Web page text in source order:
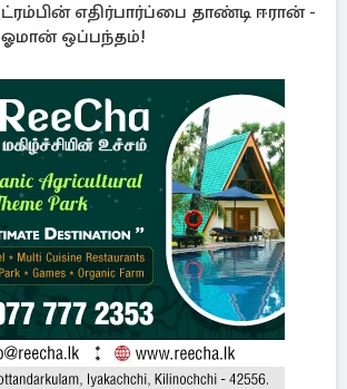
ட்ரம்பின் எதிர்பார்ப்பை தாண்டி ஈரான் -
ஓமான் ஒப்பந்தம்!